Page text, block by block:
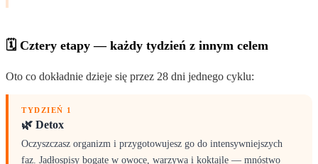
🗓 Cztery etapy — każdy tydzień z innym celem
Oto co dokładnie dzieje się przez 28 dni jednego cyklu:
TYDZIEŃ 1
🌿 Detox
Oczyszczasz organizm i przygotowujesz go do intensywniejszych
faz. Jadłospisy bogate w owoce, warzywa i koktajle — mnóstwo